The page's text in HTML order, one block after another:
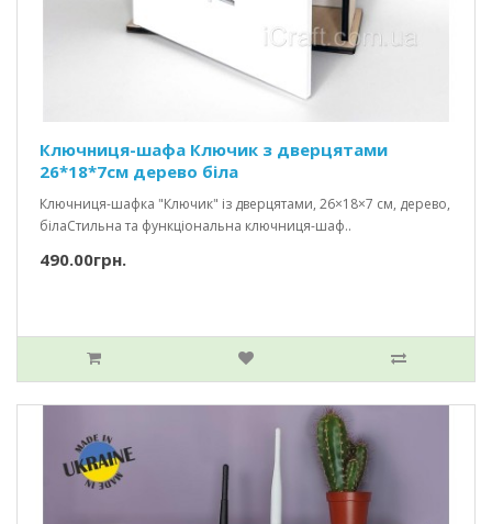
Ключниця-шафа Ключик з дверцятами
26*18*7см дерево біла
Ключниця-шафка "Ключик" із дверцятами, 26×18×7 см, дерево,
білаСтильна та функціональна ключниця-шаф..
490.00грн.